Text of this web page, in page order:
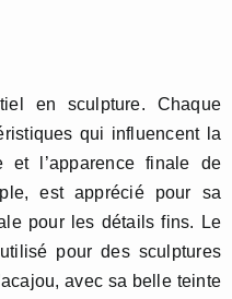
en sculpture. Chaque
qui influencent la
l’apparence finale de
est apprécié pour sa
pour les détails fins. Le
pour des sculptures
avec sa belle teinte